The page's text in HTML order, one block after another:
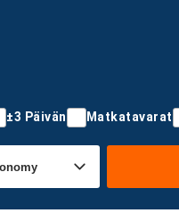
±3 Päivän Matkatavarat